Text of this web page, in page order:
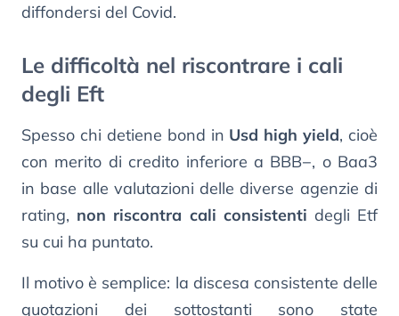
diffondersi del Covid.
Le difficoltà nel riscontrare i cali
degli Eft
Spesso chi detiene bond in Usd high yield, cioè
con merito di credito inferiore a BBB−, o Baa3
in base alle valutazioni delle diverse agenzie di
rating, non riscontra cali consistenti degli Etf
su cui ha puntato.
Il motivo è semplice: la discesa consistente delle
quotazioni dei sottostanti sono state